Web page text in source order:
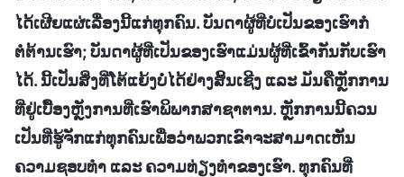
ໄດ້ເຜີຍແຜ່ເລື່ອງນີ້ແກ່ທຸກຄົນ. ບັນດາຜູ້ທີ່ບໍ່ເປັນຂອງເຮົາກໍ
ຕໍ່ຕ້ານເຮົາ; ບັນດາຜູ້ທີ່ເປັນຂອງເຮົາແມ່ນຜູ້ທີ່ເຂົ້າກັນກັບເຮົາ
ໄດ້. ນີ້ເປັນສິ່ງທີ່ໂຕ້ແຍ້ງບໍ່ໄດ້ຢ່າງສິ້ນເຊີງ ແລະ ມັນຄືຫຼັກການ
ທີ່ຢູ່ເບື້ອງຫຼັງການທີ່ເຮົາພິພາກສາຊາຕານ. ຫຼັກການນີ້ຄວນ
ເປັນທີ່ຮູ້ຈັກແກ່ທຸກຄົນເພື່ອວ່າພວກເຂົາຈະສາມາດເຫັນ
ຄວາມຊອບທຳ ແລະ ຄວາມທ່ຽງທຳຂອງເຮົາ. ທຸກຄົນທີ່